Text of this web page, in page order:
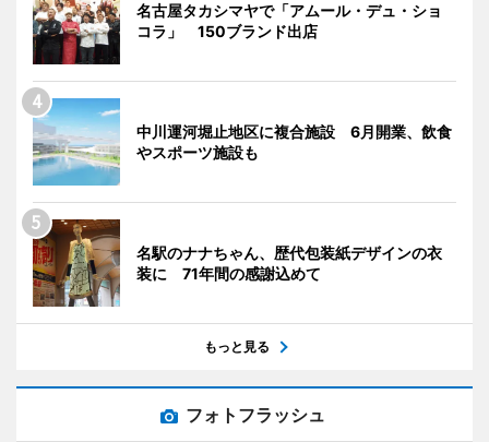
名古屋タカシマヤで「アムール・デュ・ショ
コラ」 150ブランド出店
中川運河堀止地区に複合施設 6月開業、飲食
やスポーツ施設も
名駅のナナちゃん、歴代包装紙デザインの衣
装に 71年間の感謝込めて
もっと見る
フォトフラッシュ